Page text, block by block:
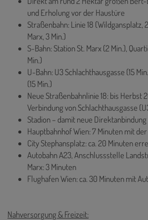
und Erholung vor der Haustüre
Straßenbahn: Linie 18 (Wildgansplatz,
Marx, 3 Min.)
S-Bahn: Station St. Marx (2 Min.),
Min.)
U-Bahn: U3 Schlachthausgasse (15
(15 Min.)
Neue Straßenbahnlinie 18: bis Herbst
Verbindung von Schlachthausgasse
Stadion – damit neue Direktanbindung
Hauptbahnhof Wien: 7 Minuten mit
City Stephansplatz: ca. 20 Minuten
Autobahn A23, Anschlussstelle
Marx: 3 Minuten
Flughafen Wien: ca. 30 Minuten mit
Nahversorgung & Freizeit: